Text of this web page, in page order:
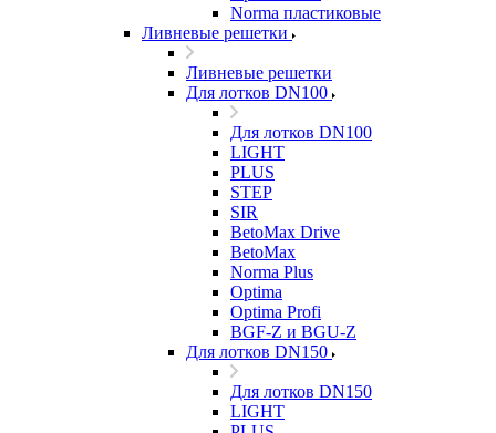
Norma пластиковые
Ливневые решетки
Ливневые решетки
Для лотков DN100
Для лотков DN100
LIGHT
PLUS
STEP
SIR
BetoMax Drive
BetoMax
Norma Plus
Optima
Optima Profi
BGF-Z и BGU-Z
Для лотков DN150
Для лотков DN150
LIGHT